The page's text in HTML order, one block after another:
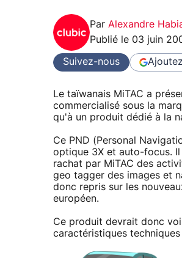
Par Alexandre
Publié le 03 juin
Suivez-nous
Le taïwanais MiTAC a
commercialisé sous la
qu'à un produit dédié à la
Ce PND (Personal
optique 3X et auto-focus.
rachat par MiTAC des
geo tagger des images et
donc repris sur les
européen.
Ce produit devrait donc
caractéristiques